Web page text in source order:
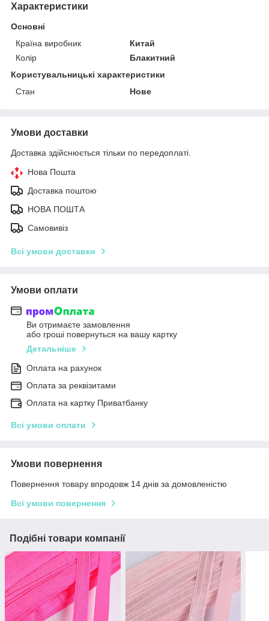
Характеристики
Основні
Країна виробник
Китай
Колір
Блакитний
Користувальницькі характеристики
Стан
Нове
Умови доставки
Доставка здійснюється тільки по передоплаті.
Нова Пошта
Доставка поштою
НОВА ПОШТА
Самовивіз
Всі умови доставки
Умови оплати
Ви отримаєте замовлення
або гроші повернуться на вашу картку
Детальніше
Оплата на рахунок
Оплата за реквізитами
Оплата на картку Приватбанку
Всі умови оплати
Умови повернення
Повернення товару впродовж 14 днів за домовленістю
Всі умови повернення
Подібні товари компанії